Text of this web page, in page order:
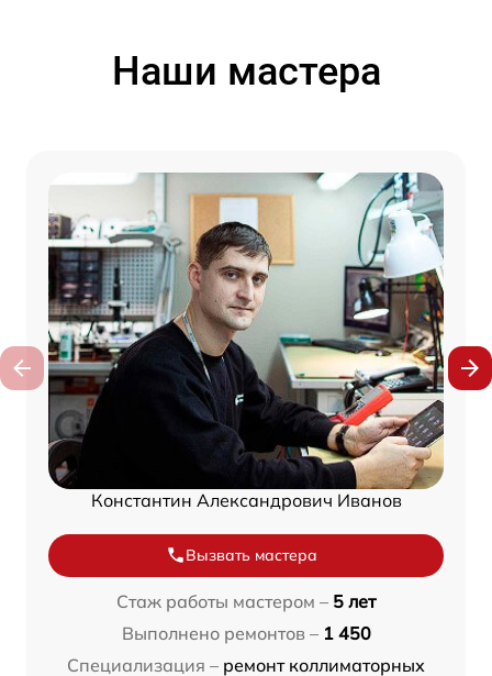
Наши мастера
Константин Александрович Иванов
Вызвать мастера
Стаж работы мастером – 5 лет
Выполнено ремонтов – 1 450
Специализация – ремонт коллиматорных